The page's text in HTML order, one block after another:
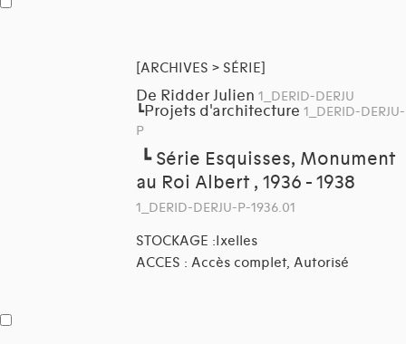
[ARCHIVES > SÉRIE]
De Ridder Julien 1_DERID-DERJU
┗Projets d'architecture 1_DERID-DERJU-
P
┗ Série Esquisses, Monument
au Roi Albert , 1936 - 1938
1_DERID-DERJU-P-1936.01
STOCKAGE :Ixelles
ACCES : Accès complet, Autorisé